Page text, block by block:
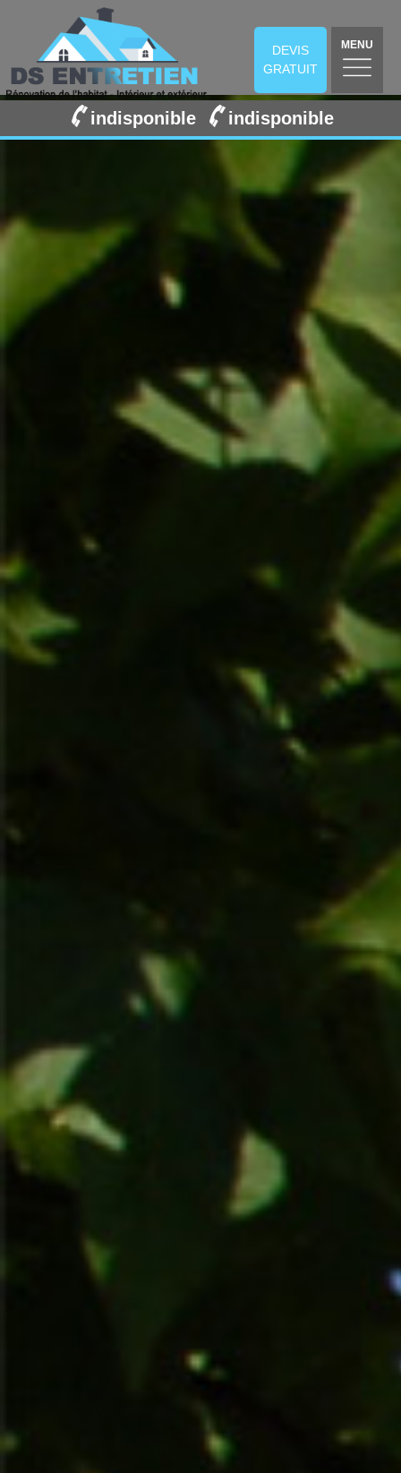
DEVIS
GRATUIT
MENU
indisponible indisponible